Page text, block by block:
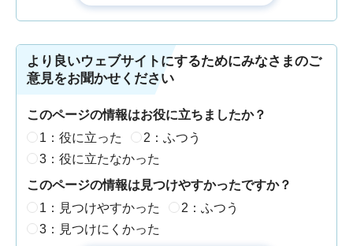
より良いウェブサイトにするためにみなさまのご
意見をお聞かせください
このページの情報はお役に立ちましたか？
1：役に立った
2：ふつう
3：役に立たなかった
このページの情報は見つけやすかったですか？
1：見つけやすかった
2：ふつう
3：見つけにくかった